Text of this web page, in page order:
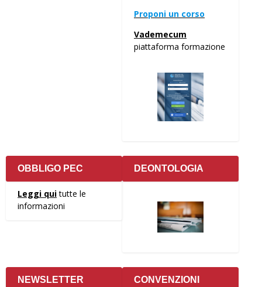
Proponi un corso
Vademecum
piattaforma formazione
OBBLIGO PEC
Leggi quitutte le
informazioni
DEONTOLOGIA
NEWSLETTER CONVENZIONI